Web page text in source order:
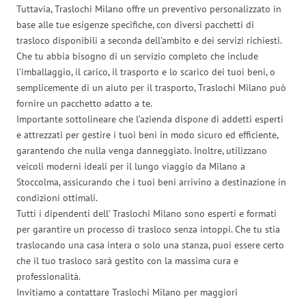
Tuttavia, Traslochi Milano offre un preventivo personalizzato in
base alle tue esigenze specifiche, con diversi pacchetti di
trasloco disponibili a seconda dell’ambito e dei servizi richiesti.
Che tu abbia bisogno di un servizio completo che include
l’imballaggio, il carico, il trasporto e lo scarico dei tuoi beni, o
semplicemente di un aiuto per il trasporto, Traslochi Milano può
fornire un pacchetto adatto a te.
Importante sottolineare che l’azienda dispone di addetti esperti
e attrezzati per gestire i tuoi beni in modo sicuro ed efficiente,
garantendo che nulla venga danneggiato. Inoltre, utilizzano
veicoli moderni ideali per il lungo viaggio da Milano a
Stoccolma, assicurando che i tuoi beni arrivino a destinazione in
condizioni ottimali.
Tutti i dipendenti dell’ Traslochi Milano sono esperti e formati
per garantire un processo di trasloco senza intoppi. Che tu stia
traslocando una casa intera o solo una stanza, puoi essere certo
che il tuo trasloco sarà gestito con la massima cura e
professionalità.
Invitiamo a contattare Traslochi Milano per maggiori